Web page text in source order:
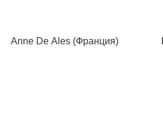
Anne De Ales (Франция)